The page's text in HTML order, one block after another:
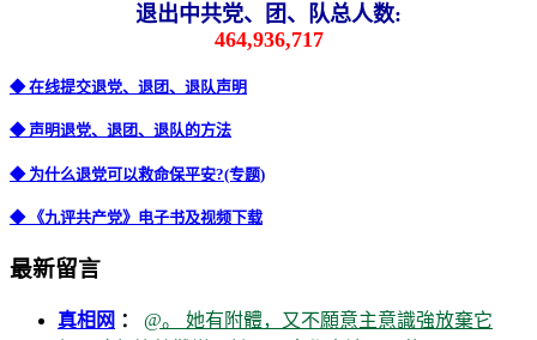
退出中共党、团、队总人数:
464,936,717
◆ 在线提交退党、退团、退队声明
◆ 声明退党、退团、退队的方法
◆ 为什么退党可以救命保平安?(专题)
◆ 《九评共产党》电子书及视频下载
最新留言
真相网 ： @。 她有附體，又不願意主意識強放棄它